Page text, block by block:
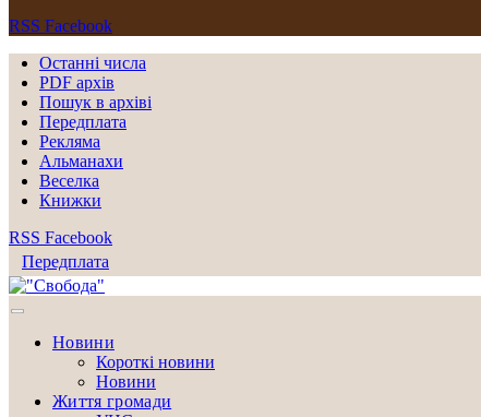
RSS Facebook
Останні числа
PDF архів
Пошук в архіві
Передплата
Рекляма
Альманахи
Веселка
Книжки
RSS Facebook
Передплата
Новини
Короткі новини
Новини
Життя громади